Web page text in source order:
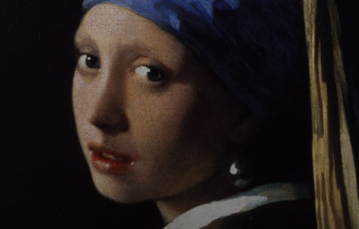
Seine Kunst ist
geprägt von einer
einzigartigen
Sensibilität, die es
ihm ermöglicht,